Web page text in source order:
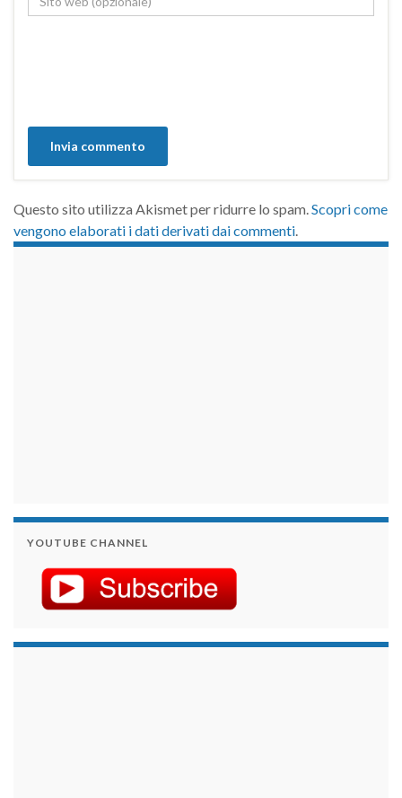
Questo sito utilizza Akismet per ridurre lo spam.Scopri come
vengono elaborati i dati derivati dai commenti.
YOUTUBE CHANNEL